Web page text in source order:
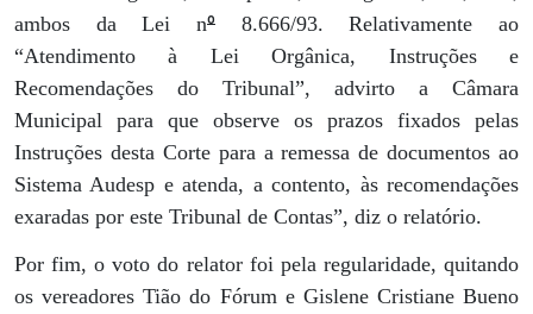
ambos da Lei nº 8.666/93. Relativamente ao
“Atendimento à Lei Orgânica, Instruções e
Recomendações do Tribunal”, advirto a Câmara
Municipal para que observe os prazos fixados pelas
Instruções desta Corte para a remessa de documentos ao
Sistema Audesp e atenda, a contento, às recomendações
exaradas por este Tribunal de Contas”, diz o relatório.
Por fim, o voto do relator foi pela regularidade, quitando
os vereadores Tião do Fórum e Gislene Cristiane Bueno